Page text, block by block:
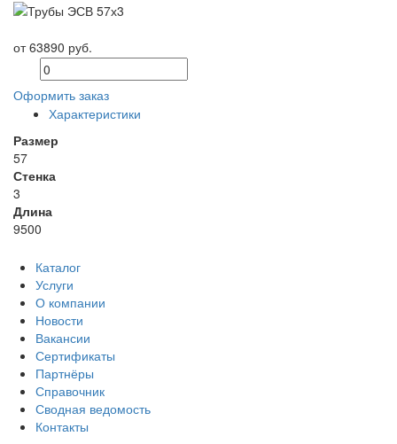
от 63890 руб.
Оформить заказ
Характеристики
Размер
57
Стенка
3
Длина
9500
Каталог
Услуги
О компании
Новости
Вакансии
Сертификаты
Партнёры
Справочник
Сводная ведомость
Контакты